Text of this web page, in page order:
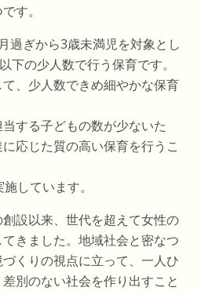
す。
過ぎから3歳未満児を対象とし
下の少人数で行う保育です。
、少人数できめ細やかな保育
する子どもの数が少ないた
応じた質の高い保育を行うこ
しています。
設以来、世代を超えて女性の
きました。地域社会と密なつ
くりの視点に立って、一人ひ
別のない社会を作り出すこと